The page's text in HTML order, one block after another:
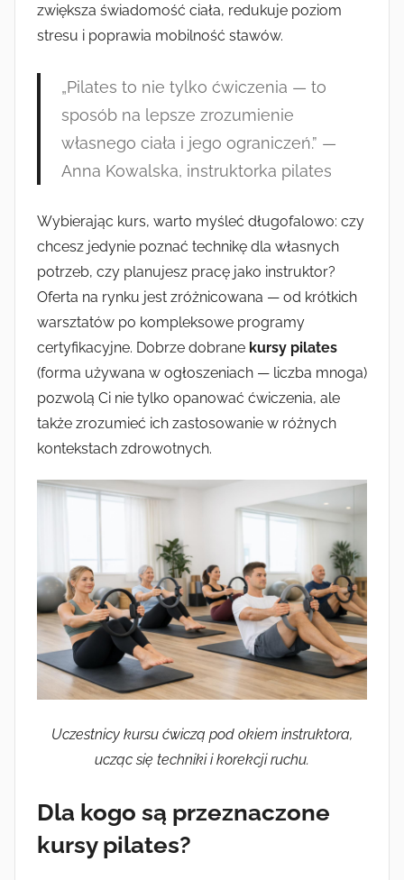
zwiększa świadomość ciała, redukuje poziom
stresu i poprawia mobilność stawów.
„Pilates to nie tylko ćwiczenia — to
sposób na lepsze zrozumienie
własnego ciała i jego ograniczeń.” —
Anna Kowalska, instruktorka pilates
Wybierając kurs, warto myśleć długofalowo: czy
chcesz jedynie poznać technikę dla własnych
potrzeb, czy planujesz pracę jako instruktor?
Oferta na rynku jest zróżnicowana — od krótkich
warsztatów po kompleksowe programy
certyfikacyjne. Dobrze dobrane kursy pilates
(forma używana w ogłoszeniach — liczba mnoga)
pozwolą Ci nie tylko opanować ćwiczenia, ale
także zrozumieć ich zastosowanie w różnych
kontekstach zdrowotnych.
Uczestnicy kursu ćwiczą pod okiem instruktora,
ucząc się techniki i korekcji ruchu.
Dla kogo są przeznaczone
kursy pilates?